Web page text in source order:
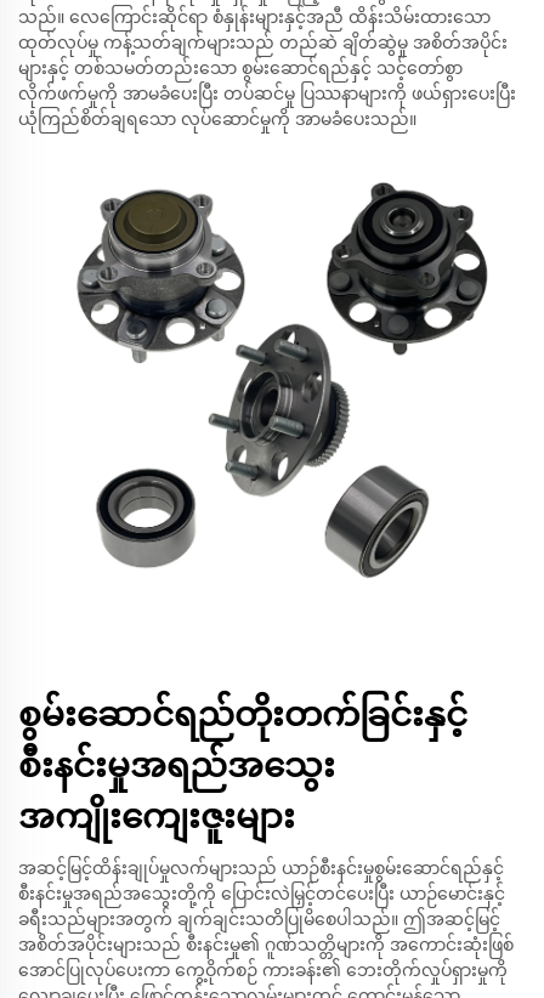
သည်။ လေကြောင်းဆိုင်ရာ စံနှုန်းများနှင့်အညီ ထိန်းသိမ်းထားသော
ထုတ်လုပ်မှု ကန့်သတ်ချက်များသည် တည်ဆဲ ချိတ်ဆွဲမှု အစိတ်အပိုင်း
များနှင့် တစ်သမတ်တည်းသော စွမ်းဆောင်ရည်နှင့် သင့်တော်စွာ
လိုက်ဖက်မှုကို အာမခံပေးပြီး တပ်ဆင်မှု ပြဿနာများကို ဖယ်ရှားပေးပြီး
ယုံကြည်စိတ်ချရသော လုပ်ဆောင်မှုကို အာမခံပေးသည်။
စွမ်းဆောင်ရည်တိုးတက်ခြင်းနှင့်
စီးနင်းမှုအရည်အသွေး
အကျိုးကျေးဇူးများ
အဆင့်မြင့်ထိန်းချုပ်မှုလက်များသည် ယာဉ်စီးနင်းမှုစွမ်းဆောင်ရည်နှင့်
စီးနင်းမှုအရည်အသွေးတို့ကို ပြောင်းလဲမြှင့်တင်ပေးပြီး ယာဉ်မောင်းနှင့်
ခရီးသည်များအတွက် ချက်ချင်းသတိပြုမိစေပါသည်။ ဤအဆင့်မြင့်
အစိတ်အပိုင်းများသည် စီးနင်းမှု၏ ဂူဏ်သတ္တိများကို အကောင်းဆုံးဖြစ်
အောင်ပြုလုပ်ပေးကာ ကွေ့ဝိုက်စဉ် ကားခန်း၏ ဘေးတိုက်လှုပ်ရှားမှုကို